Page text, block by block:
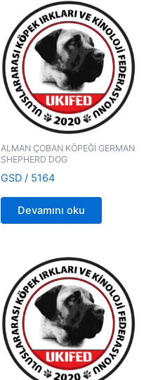
ALMAN ÇOBAN KÖPEĞİ GERMAN
SHEPHERD DOG
GSD / 5164
Devamını oku